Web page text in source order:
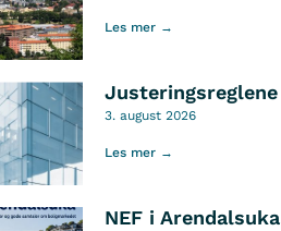
Les mer →
3. august 2026
Les mer →
NEF i